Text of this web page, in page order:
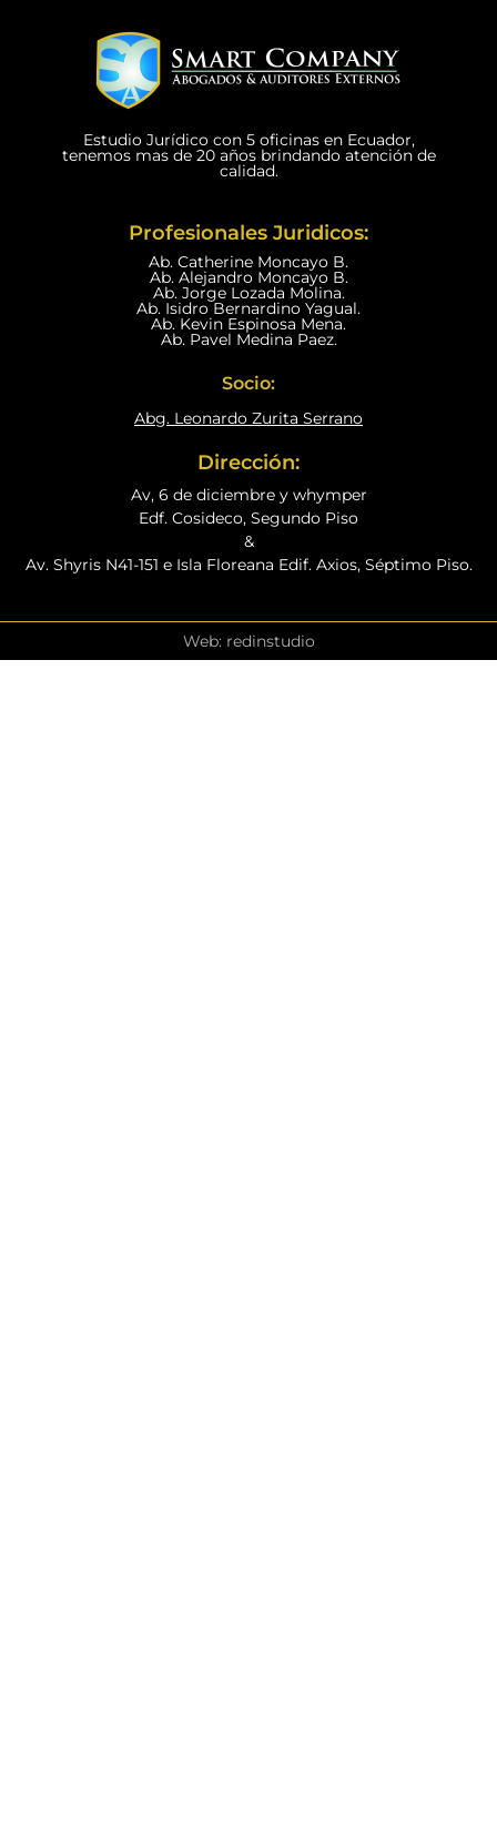
Estudio Jurídico con 5 oficinas en Ecuador,
tenemos mas de 20 años brindando atención de
calidad.
Profesionales Juridicos:
Ab. Catherine Moncayo B.
Ab. Alejandro Moncayo B.
Ab. Jorge Lozada Molina.
Ab. Isidro Bernardino Yagual.
Ab. Kevin Espinosa Mena.
Ab. Pavel Medina Paez.
Socio:
Abg. Leonardo Zurita Serrano
Dirección:
Av, 6 de diciembre y whymper
Edf. Cosideco, Segundo Piso
&
Av. Shyris N41-151 e Isla Floreana Edif. Axios, Séptimo Piso.
Web: redinstudio